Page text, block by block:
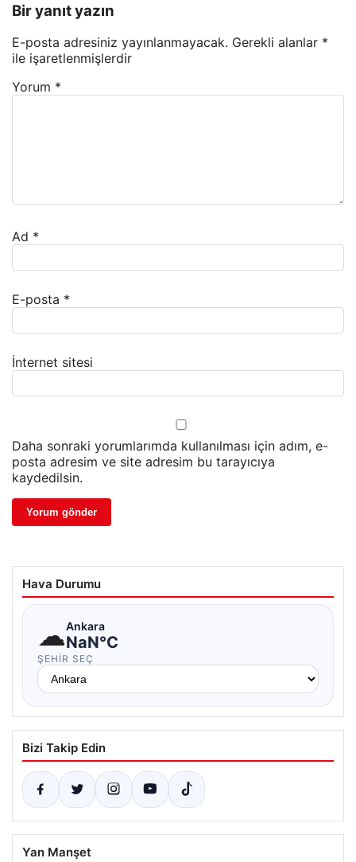
Bir yanıt yazın
E-posta adresiniz yayınlanmayacak. Gerekli alanlar *
ile işaretlenmişlerdir
Yorum *
Ad *
E-posta *
İnternet sitesi
Daha sonraki yorumlarımda kullanılması için adım, e-
posta adresim ve site adresim bu tarayıcıya
kaydedilsin.
Hava Durumu
☁Ankara
NaN°C
ŞEHIR SEÇ
Bizi Takip Edin
Yan Manşet